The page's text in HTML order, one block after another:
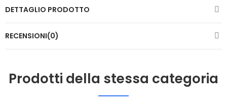
DETTAGLIO PRODOTTO
RECENSIONI(0)
Prodotti della stessa categoria